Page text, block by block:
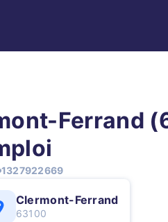
Ferrand
1327922669
Clermont-Ferrand
63100